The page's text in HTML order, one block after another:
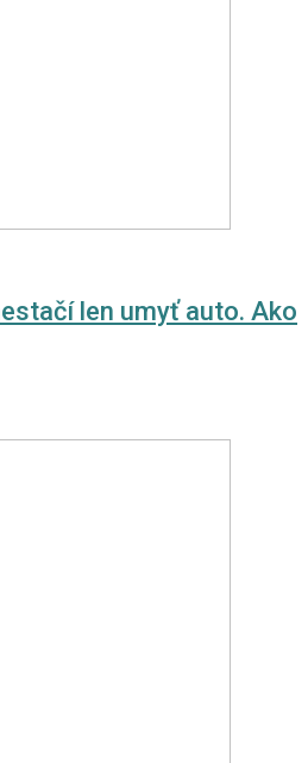
len umyť auto. Ako